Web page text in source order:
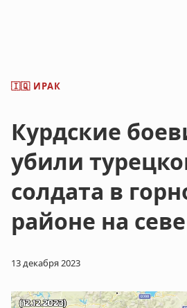
🇮🇶 ИРАК
Курдские
убили
солдата в
районе на
13 декабря 2023